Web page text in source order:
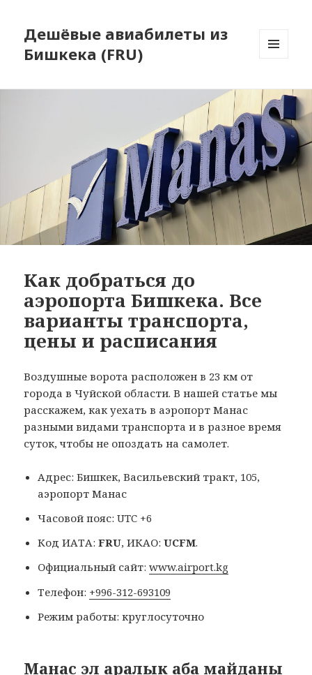
Дешёвые авиабилеты из
Бишкека (FRU)
ВИДЖЕТЫ
Как добраться до
аэропорта Бишкека. Все
варианты транспорта,
цены и расписания
Воздушные ворота расположен в 23 км от
города в Чуйской области. В нашей статье мы
расскажем, как уехать в аэропорт Манас
разными видами транспорта и в разное время
суток, чтобы не опоздать на самолет.
Адрес: Бишкек, Васильевский тракт, 105,
аэропорт Манас
Часовой пояс: UTC +6
Код ИАТА:FRU, ИКАО:UCFM.
Официальный сайт:www.airport.kg
Телефон: +996-312-693109
Режим работы: круглосуточно
Манас эл аралык аба майданы